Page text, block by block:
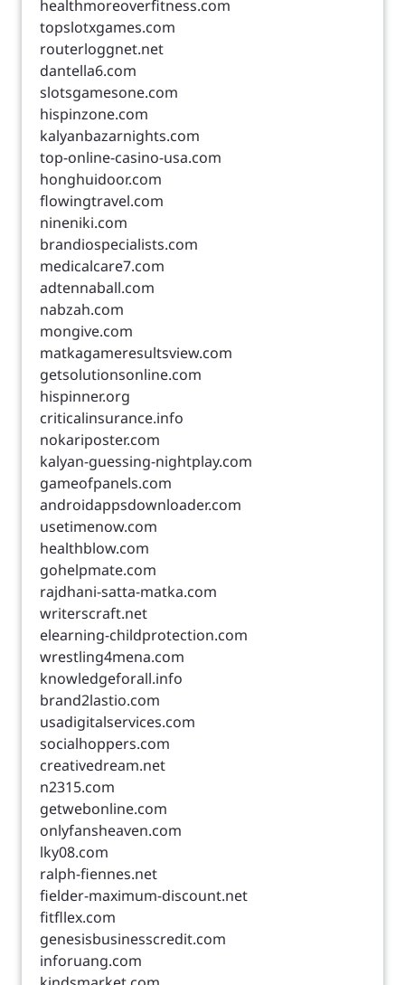
healthmoreoverfitness.com
topslotxgames.com
routerloggnet.net
dantella6.com
slotsgamesone.com
hispinzone.com
kalyanbazarnights.com
top-online-casino-usa.com
honghuidoor.com
flowingtravel.com
nineniki.com
brandiospecialists.com
medicalcare7.com
adtennaball.com
nabzah.com
mongive.com
matkagameresultsview.com
getsolutionsonline.com
hispinner.org
criticalinsurance.info
nokariposter.com
kalyan-guessing-nightplay.com
gameofpanels.com
androidappsdownloader.com
usetimenow.com
healthblow.com
gohelpmate.com
rajdhani-satta-matka.com
writerscraft.net
elearning-childprotection.com
wrestling4mena.com
knowledgeforall.info
brand2lastio.com
usadigitalservices.com
socialhoppers.com
creativedream.net
n2315.com
getwebonline.com
onlyfansheaven.com
lky08.com
ralph-fiennes.net
fielder-maximum-discount.net
fitfllex.com
genesisbusinesscredit.com
inforuang.com